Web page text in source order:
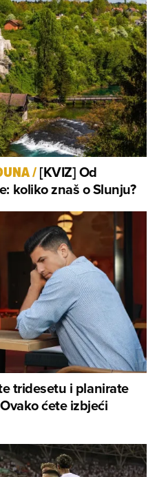
/[KVIZ] Od
koliko znaš o Slunju?
tridesetu i planirate
ćete izbjeći